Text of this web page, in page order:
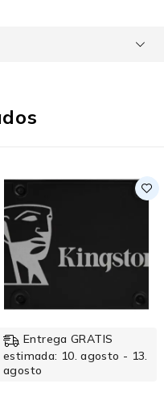
Entrega GRATIS
estimada: 10. agosto -
agosto